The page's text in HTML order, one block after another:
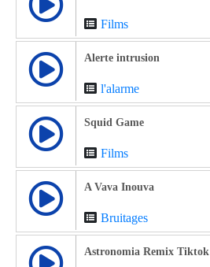
Films
Alerte intrusion
l'alarme
Squid Game
Films
A Vava Inouva
Bruitages
Astronomia Remix Tiktok